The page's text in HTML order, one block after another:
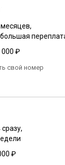
000 ₽
свой номер
₽